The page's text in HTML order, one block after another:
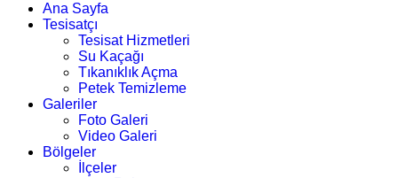
Ana Sayfa
Tesisatçı
Tesisat Hizmetleri
Su Kaçağı
Tıkanıklık Açma
Petek Temizleme
Galeriler
Foto Galeri
Video Galeri
Bölgeler
İlçeler